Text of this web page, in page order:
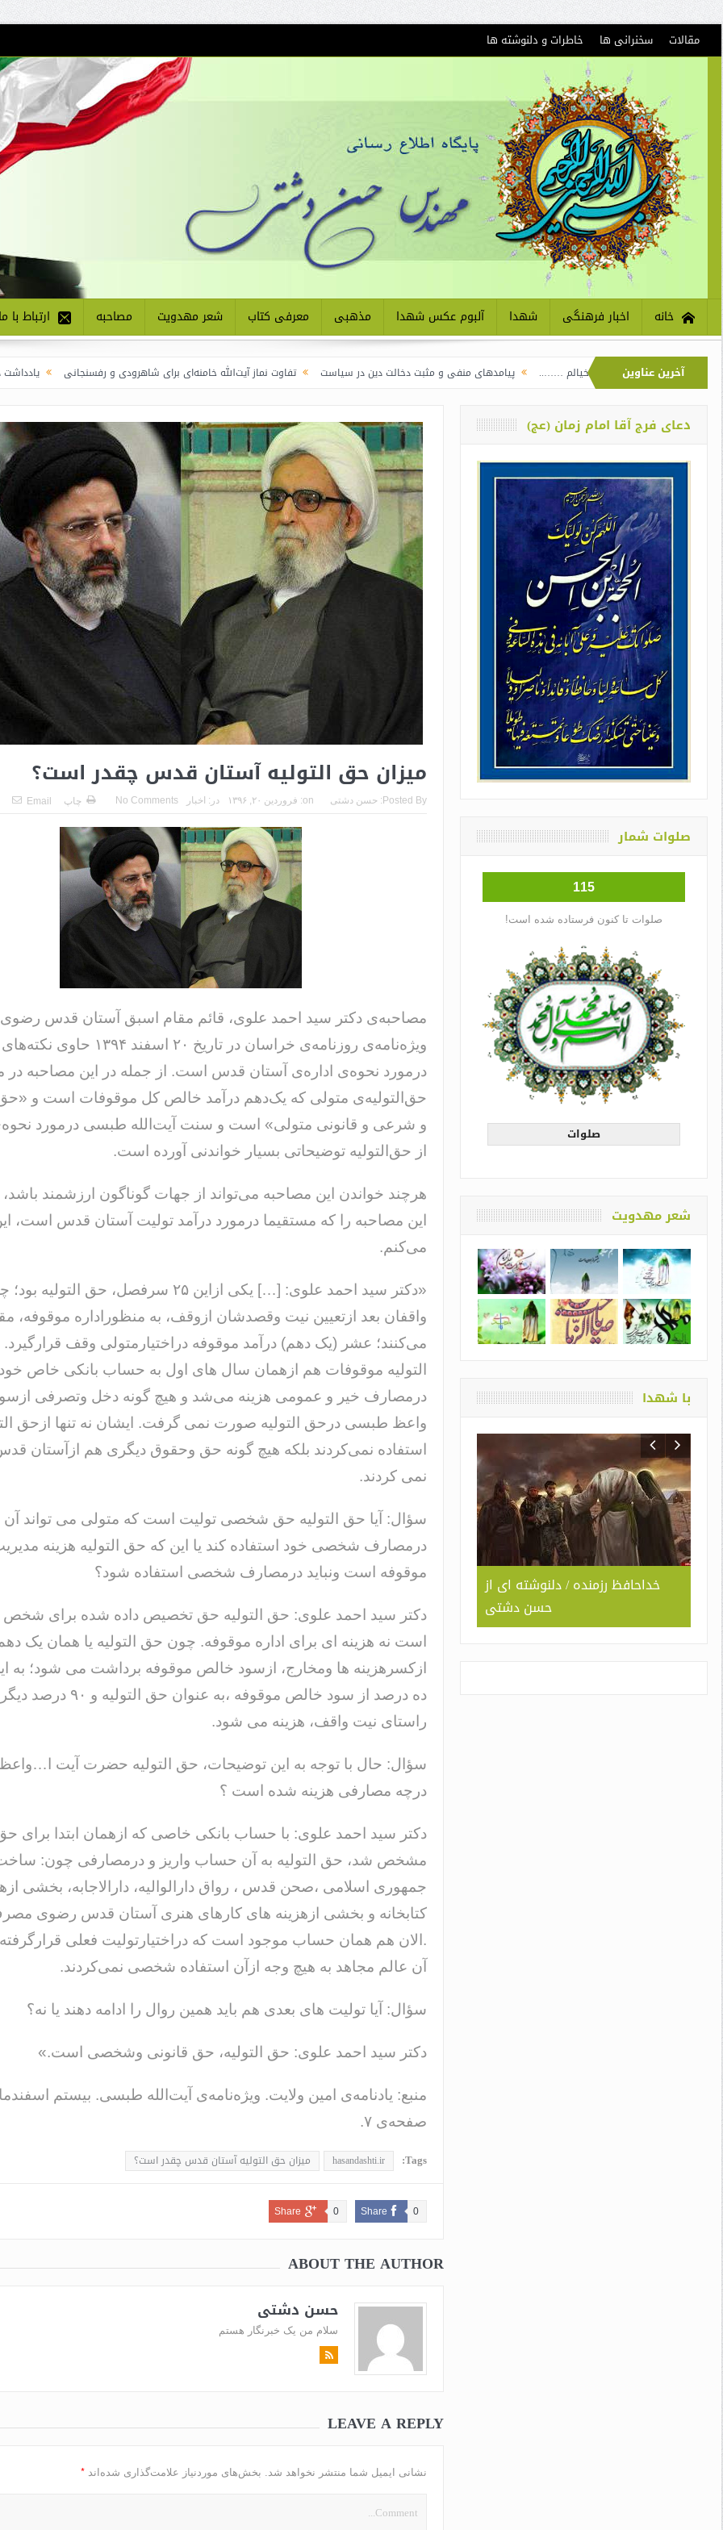
مقالات سخنرانی ها خاطرات و دلنوشته ها
خانه اخبار فرهنگی شهدا آلبوم عکس شهدا مذهبی معرفی کتاب شعر مهدویت مصاحبه ارتباط با ما
آخرین عناوین
در پرده خیالم …….. پیامدهای منفی و مثبت دخالت دین در سیاست تفاوت نماز آیت‌الله خامنه‌ای برای شاهرودی و رفسنجانی یادداشت دو معلم از
میزان حق ‌التولیه آستان قدس چقدر است؟
Posted By: حسن دشتی on: فروردین ۲۰, ۱۳۹۶ در: اخبار No Comments چاپ Email
مصاحبه‌ی دکتر سید احمد علوی، قائم مقام اسبق آستان قدس رضوی،
ویژه‌نامه‌ی روزنامه‌ی خراسان در تاریخ ۲۰ اسفند
درمورد نحوه‌ی اداره‌ی آستان قدس است. از جمله در این مصاحبه در
حق‌التولیه‌ی متولی که یک‌دهم درآمد خالص کل موقوفات است و
و شرعی و قانونی متولی» است و سنت آیت‌الله طبسی درمورد
از حق‌التولیه توضیحاتی بسیار خواندنی آورده است.
هرچند خواندن این مصاحبه می‌تواند از جهات گوناگون ارزشمند
این مصاحبه را که مستقیما درمورد درآمد تولیت آستان قدس است،
می‌کنم.
«دکتر سید احمد علوی: […] یکی ازاین ۲۵ سرفصل، حق
واقفان بعد ازتعیین نیت وقصدشان ازوقف، به منظوراداره موقوفه،
می‌کنند؛ عشر (یک دهم) درآمد موقوفه دراختیارمتولی وقف
التولیه موقوفات هم ازهمان سال های اول به حساب بانکی خاص خود
درمصارف خیر و عمومی هزینه می‌شد و هیچ گونه دخل وتصرفی
واعظ طبسی درحق التولیه صورت نمی گرفت. ایشان نه تنها ازحق
استفاده نمی‌کردند بلکه هیچ گونه حق وحقوق دیگری هم ازآستان
نمی کردند.
سؤال: آیا حق التولیه حق شخصی تولیت است که متولی می تواند آن
درمصارف شخصی خود استفاده کند یا این که حق التولیه هزینه
موقوفه است ونباید درمصارف شخصی استفاده شود؟
دکتر سید احمد علوی: حق التولیه حق تخصیص داده شده برای شخص
است نه هزینه ای برای اداره موقوفه. چون حق التولیه یا همان یک
ازکسرهزینه ها ومخارج، ازسود خالص موقوفه برداشت می شود؛ به
ده درصد از سود خالص موقوفه ،به عنوان حق التولیه و
راستای نیت واقف، هزینه می شود.
سؤال: حال با توجه به این توضیحات، حق التولیه حضرت آیت
درچه مصارفی هزینه شده است ؟
دکتر سید احمد علوی: با حساب بانکی خاصی که ازهمان ابتدا برای حق
مشخص شد، حق التولیه به آن حساب واریز و درمصارفی چون:
جمهوری اسلامی ،صحن قدس ، رواق دارالوالیه، دارالاجابه، بخشی
کتابخانه و بخشی ازهزینه های کارهای هنری آستان قدس رضوی
.الان هم همان حساب موجود است که دراختیارتولیت فعلی
آن عالم مجاهد به هیچ وجه ازآن استفاده شخصی نمی‌کردند.
سؤال: آیا تولیت های بعدی هم باید همین روال را ادامه دهند یا نه؟
دکتر سید احمد علوی: حق التولیه، حق قانونی وشخصی است.»
صفحه‌ی ۷.
Tags:
hasandashti.ir میزان حق ‌التولیه آستان قدس چقدر است؟
Share 0
Share 0
ABOUT THE AUTHOR
حسن دشتی
سلام من یک خبرنگار هستم
LEAVE A REPLY
نشانی ایمیل شما منتشر نخواهد شد. بخش‌های موردنیاز علامت‌گذاری شده‌اند *
دعای فرج آقا امام زمان (عج)
صلوات شمار
115
صلوات تا کنون فرستاده شده است!
صلوات
شعر مهدویت
با شهدا
به یاد او که دغدغه سلامت قلم
داشت / طاهره سادات حمیدی
خداحافظ رزمنده / دلنوشته ای از
حسن دشتی
جلوه ای از همدلی و صمیمیت به
سبک و سیاق دوران دفاع مقدس /
حسن دشتی